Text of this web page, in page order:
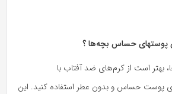
حساس بچه‌ها ؟
است از کرم‌های ضد آفتاب با
حساس و بدون عطر استفاده کنید. این